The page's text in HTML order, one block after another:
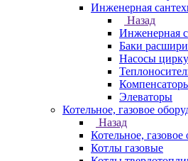
Инженерная
Назад
Инженерная
Баки
Насосы
Элеваторы
Котельное, газовое
Назад
Котельное, газовое
Котлы газовые